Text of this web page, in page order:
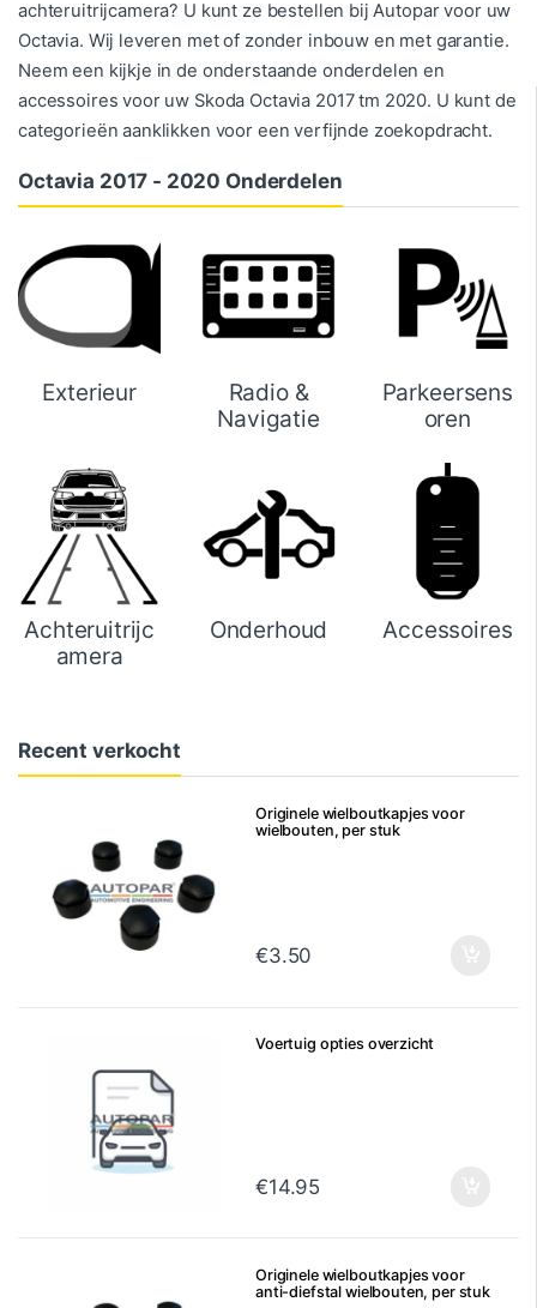
achteruitrijcamera? U kunt ze bestellen bij Autopar voor uw
Octavia. Wij leveren met of zonder inbouw en met garantie.
Neem een kijkje in de onderstaande onderdelen en
accessoires voor uw Skoda Octavia 2017 tm 2020. U kunt de
categorieën aanklikken voor een verfijnde zoekopdracht.
Octavia 2017 - 2020 Onderdelen
Exterieur
Radio &
Navigatie
Parkeersens
oren
Achteruitrijc
amera
Onderhoud Accessoires
Recent verkocht
Originele wielboutkapjes voor
wielbouten, per stuk
€3.50
Voertuig opties overzicht
€14.95
Originele wielboutkapjes voor
anti-diefstal wielbouten, per stuk